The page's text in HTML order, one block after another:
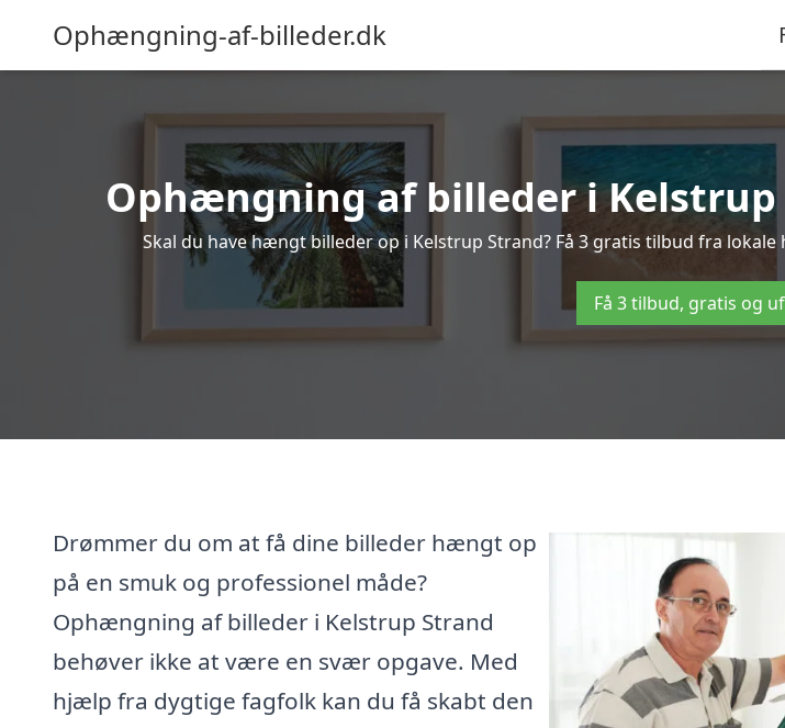
Ophængning-af-billeder.dk
Ophængning af billeder i
Skal du have hængt billeder op i Kelstrup Strand? Få 3 gratis tilbud fra
Få 3 tilbud, gratis og
Drømmer du om at få dine billeder hængt op
på en smuk og professionel måde?
Ophængning af billeder i Kelstrup Strand
behøver ikke at være en svær opgave. Med
hjælp fra dygtige fagfolk kan du få skabt den